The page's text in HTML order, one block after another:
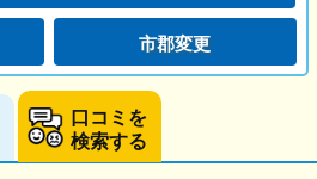
市郡変更
口コミを
検索する